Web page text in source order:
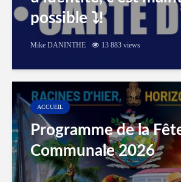
possible ⤵️!
Mike DANINTHE 13 883 views
ACCUEIL
Programme de la
Communale 2026